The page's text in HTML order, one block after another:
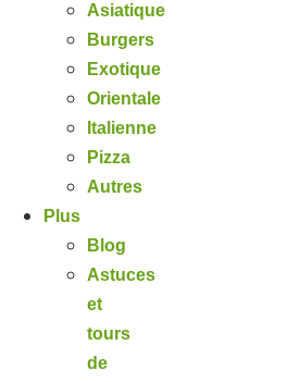
Asiatique
Burgers
Exotique
Orientale
Italienne
Pizza
Autres
Plus
Blog
Astuces
et
tours
de